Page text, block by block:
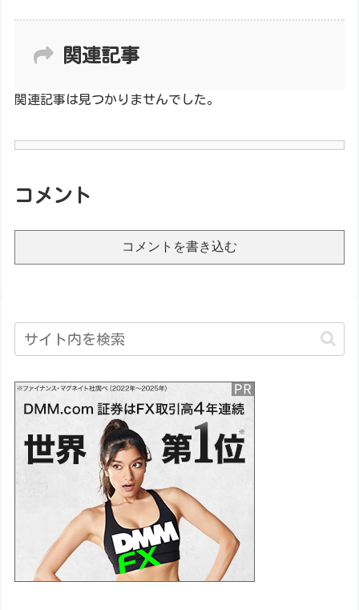
関連記事
関連記事は見つかりませんでした。
コメント
コメントを書き込む